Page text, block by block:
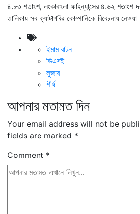
৪.৮৩ শতাংশ, লংকাবাংলা ফাইন্যান্সের ৪.৬২ শতাংশ
তালিকায় সব ক্যাটাগরির কোম্পানিকে বিবেচনায়
ইমাম বাটন
ডিএসই
লুজার
শীর্ষ
আপনার মতামত দিন
Your email address will not be
fields are marked *
Comment *